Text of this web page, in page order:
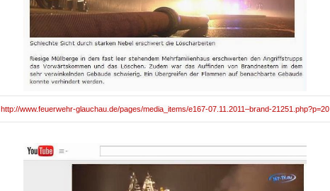
http://www.feuerwehr-glauchau.de/pages/media_items/e167-07.11.2011–brand-21251.php?p=20